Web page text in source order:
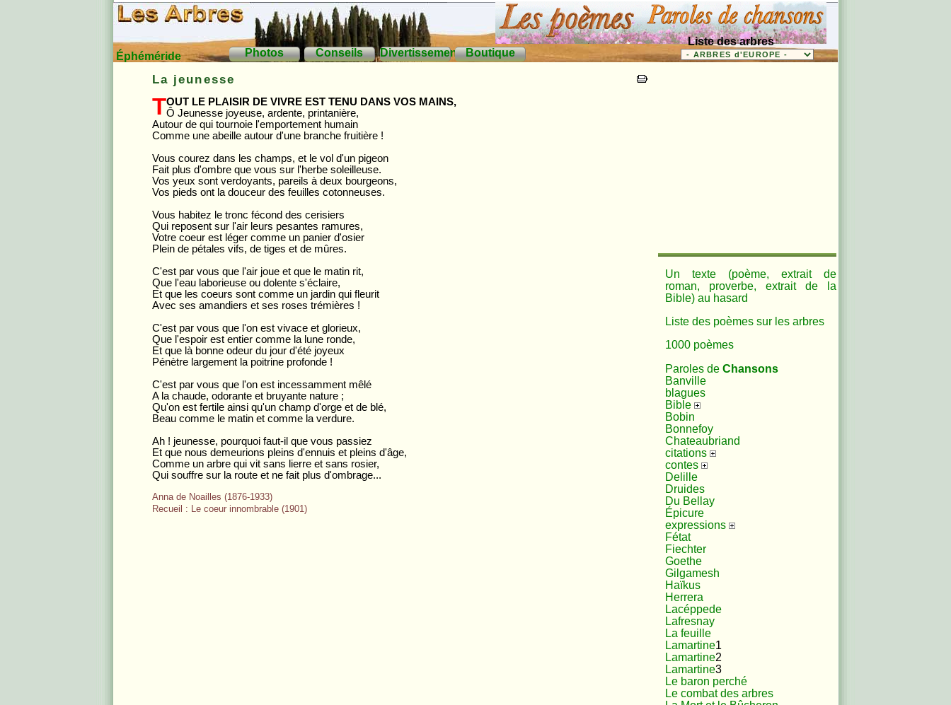
Éphéméride Photos Conseils DivertissementsBoutique
Liste des arbres
La jeunesse
Tout le plaisir de vivre est tenu dans vos mains,
Ô Jeunesse joyeuse, ardente, printanière,
Autour de qui tournoie l'emportement humain
Comme une abeille autour d'une branche fruitière !
Vous courez dans les champs, et le vol d'un pigeon
Fait plus d'ombre que vous sur l'herbe soleilleuse.
Vos yeux sont verdoyants, pareils à deux bourgeons,
Vos pieds ont la douceur des feuilles cotonneuses.
Vous habitez le tronc fécond des cerisiers
Qui reposent sur l'air leurs pesantes ramures,
Votre coeur est léger comme un panier d'osier
Plein de pétales vifs, de tiges et de mûres.
C'est par vous que l'air joue et que le matin rit,
Que l'eau laborieuse ou dolente s'éclaire,
Et que les coeurs sont comme un jardin qui fleurit
Avec ses amandiers et ses roses trémières !
C'est par vous que l'on est vivace et glorieux,
Que l'espoir est entier comme la lune ronde,
Et que là bonne odeur du jour d'été joyeux
Pénètre largement la poitrine profonde !
C'est par vous que l'on est incessamment mêlé
A la chaude, odorante et bruyante nature ;
Qu'on est fertile ainsi qu'un champ d'orge et de blé,
Beau comme le matin et comme la verdure.
Ah ! jeunesse, pourquoi faut-il que vous passiez
Et que nous demeurions pleins d'ennuis et pleins d'âge,
Comme un arbre qui vit sans lierre et sans rosier,
Qui souffre sur la route et ne fait plus d'ombrage...
Anna de Noailles (1876-1933)
Recueil : Le coeur innombrable (1901)
Un texte (poème, extrait de
roman, proverbe, extrait de la
Bible) au hasard
Liste des poèmes sur les arbres
1000 poèmes
Paroles de Chansons
Banville
blagues
Bible
Bobin
Bonnefoy
Chateaubriand
citations
contes
Delille
Druides
Du Bellay
Épicure
expressions
Fétat
Fiechter
Goethe
Gilgamesh
Haïkus
Herrera
Lacéppede
Lafresnay
La feuille
Lamartine1
Lamartine2
Lamartine3
Le baron perché
Le combat des arbres